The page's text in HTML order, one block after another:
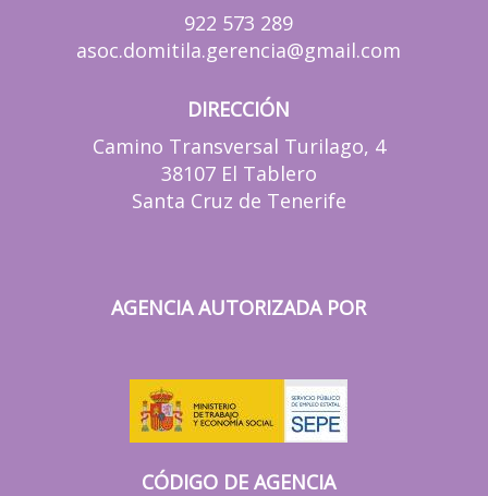
922 573 289
asoc.domitila.gerencia@gmail.com
DIRECCIÓN
Camino Transversal Turilago, 4
38107 El Tablero
Santa Cruz de Tenerife
AGENCIA AUTORIZADA POR
CÓDIGO DE AGENCIA